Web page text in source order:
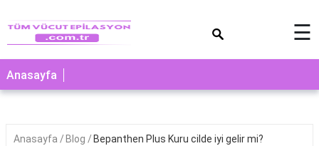
☰
Anasayfa
Anasayfa Blog Bepanthen Plus Kuru cilde iyi gelir mi?